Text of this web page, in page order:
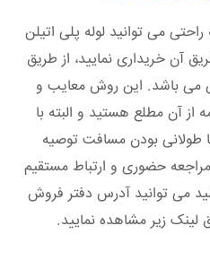
می توانید لوله پلی اتیلن
آن خریداری نمایید، از طریق
می باشد. این روش معایب و
آن مطلع هستید و البته با
طولانی بودن مسافت توصیه
مراجعه حضوری و ارتباط مستقیم
می توانید آدرس دفتر فروش
لینک زیر مشاهده نمایید.